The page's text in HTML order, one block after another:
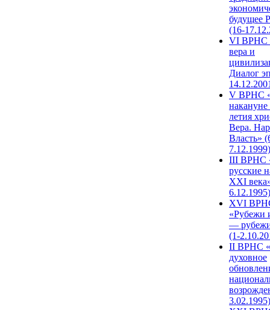
будущее
(16-
VI ВРНС
вера и
Диалог
V ВРНС
накануне
летия
Вера.
Власть»
7.12.1999)
III ВРНС
русские
XXI
6.12.1995)
XVI
«Рубежи
—
(1-
II ВРНС
духовное
3.02.1995)